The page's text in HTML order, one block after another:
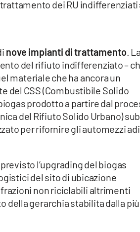
dei RU
nove impianti di trattamento. La
del rifiuto indifferenziato –
materiale che ha ancora un
del CSS (Combustibile Solido
prodotto a partire dal
del Rifiuto Solido Urbano)
per rifornire gli automezzi
l’upgrading del biogas
del sito di ubicazione
non riciclabili altrimenti
della gerarchia stabilita dalla più